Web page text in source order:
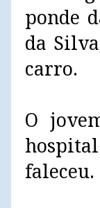
ponde
da
carro.
O
faleceu.